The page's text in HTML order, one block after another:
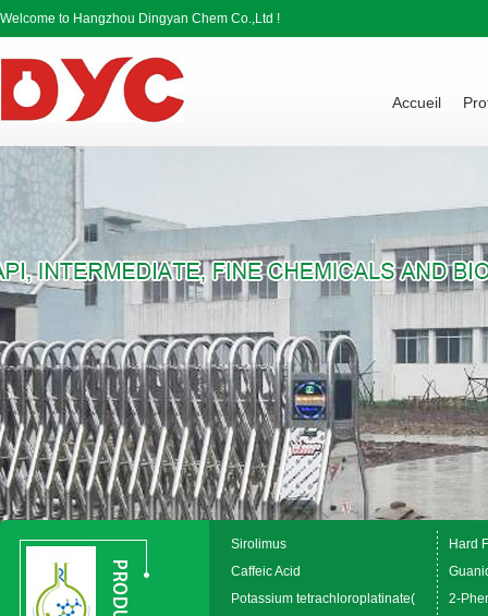
Welcome to Hangzhou Dingyan Chem Co.,Ltd !
Accueil
Sirolimus
Hard
Caffeic Acid
Potassium tetrachloroplatinate(
2-